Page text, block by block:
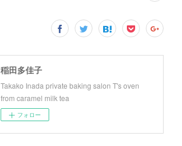
稲田多佳子
Takako Inada private baking salon T's oven
from caramel milk tea
フォロー